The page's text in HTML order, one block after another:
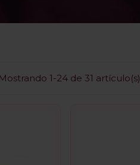
Mostrando 1-24 de 31 artículo(s)